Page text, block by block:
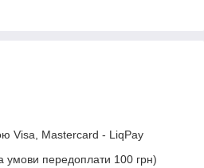
Visa, Mastercard - LiqPay
умови передоплати 100 грн)